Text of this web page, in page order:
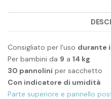
Consigliato per l'uso durante
Per bambini da 9 a 14 kg
30 pannolini per sacchetto
Con indicatore di umidità
Parte superiore e pannello